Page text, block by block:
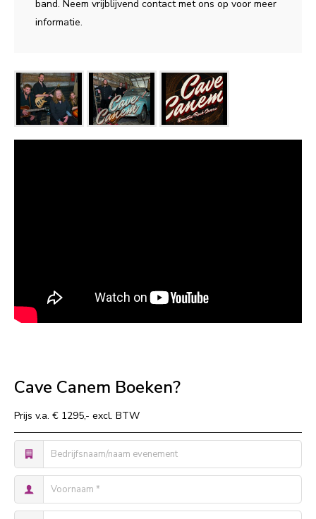
band. Neem vrijblijvend contact met ons op voor meer
informatie.
Cave Canem Boeken?
Prijs v.a. € 1295,- excl. BTW